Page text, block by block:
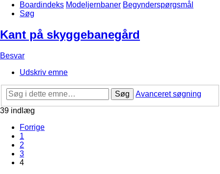
Boardindeks Modeljernbaner Begynderspørgsmål
Søg
Kant på skyggebanegård
Besvar
Udskriv emne
Søg
Avanceret søgning
39 indlæg
Forrige
1
2
3
4